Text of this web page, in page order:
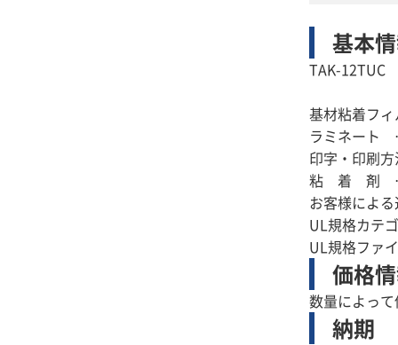
基本
TAK-12TUC
基材粘着フ
ラミネー
印字・印
粘 着 剤
お客様によ
UL規格カ
UL規格フ
価格
数量によっ
納期